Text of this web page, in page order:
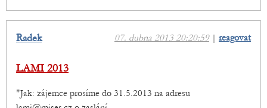
07. dubna 2013 20:20:59| reagovat
Radek
LAMI 2013
"Jak: zájemce prosíme do 31.5.2013 na adresu